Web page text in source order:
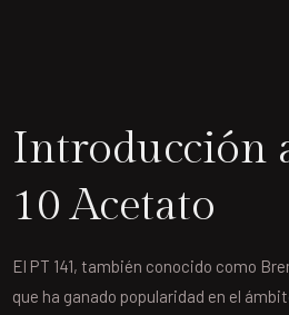
Introducción
10 Acetato
El PT 141, también conocido como
que ha ganado popularidad en el